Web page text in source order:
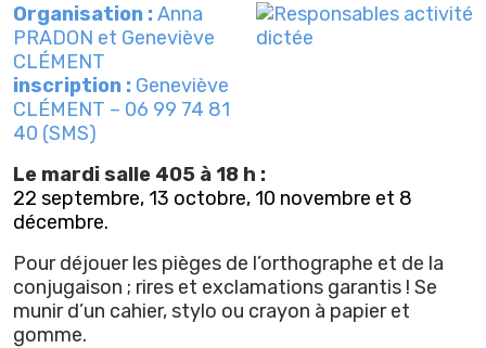
Organisation :Anna
PRADON et Geneviève
CLÉMENT
inscription : Geneviève
CLÉMENT – 06 99 74 81
40 (SMS)
Le mardi salle 405 à 18 h :
22 septembre, 13 octobre, 10 novembre et 8
décembre.
Pour déjouer les pièges de l’orthographe et de la
conjugaison ; rires et exclamations garantis ! Se
munir d’un cahier, stylo ou crayon à papier et
gomme.